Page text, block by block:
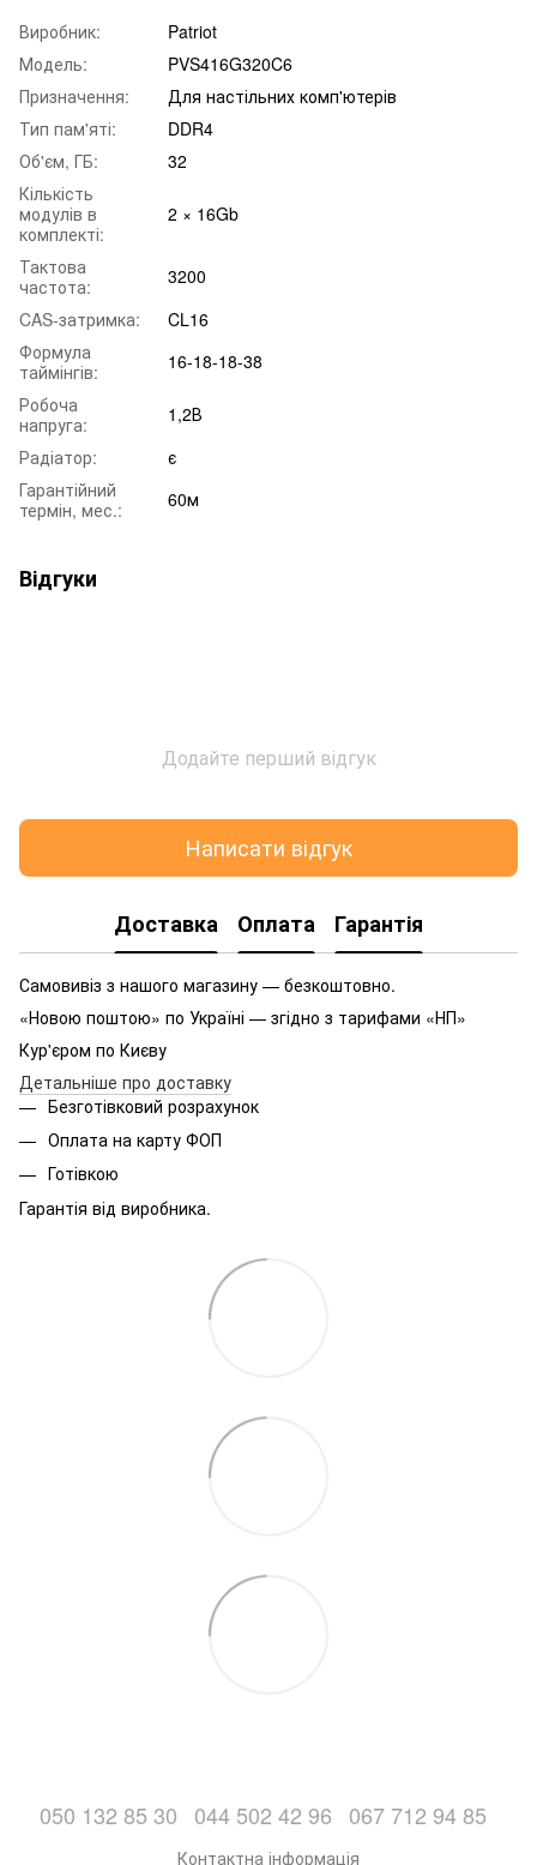
Виробник:
Patriot
Модель:
PVS416G320C6
Призначення:
Для настільних комп'ютерів
Тип пам'яті:
DDR4
Об'єм, ГБ:
32
Кількість
модулів в
комплекті:
2 × 16Gb
Тактова
частота:
3200
CAS-затримка:
CL16
Формула
таймінгів:
16-18-18-38
Робоча
напруга:
1,2В
Радіатор:
є
Гарантійний
термін, мес.:
60м
Відгуки
Додайте перший відгук
Написати відгук
Доставка Оплата Гарантія
Самовивіз з нашого магазину — безкоштовно.
«Новою поштою» по Україні — згідно з тарифами «НП»
Кур'єром по Києву
Детальніше про доставку
Безготівковий розрахунок
Оплата на карту ФОП
Готівкою
Гарантія від виробника.
050 132 85 30 044 502 42 96 067 712 94 85
Контактна інформація